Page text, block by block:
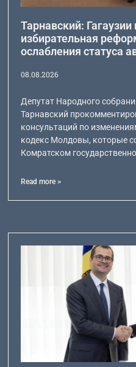
Тарнавский:
избирательная
ослабления статуса
08.08.2026
Депутат Народного
Тарнавский
консультаций по
кодекс Молдовы, которые
Комратском
Read more >